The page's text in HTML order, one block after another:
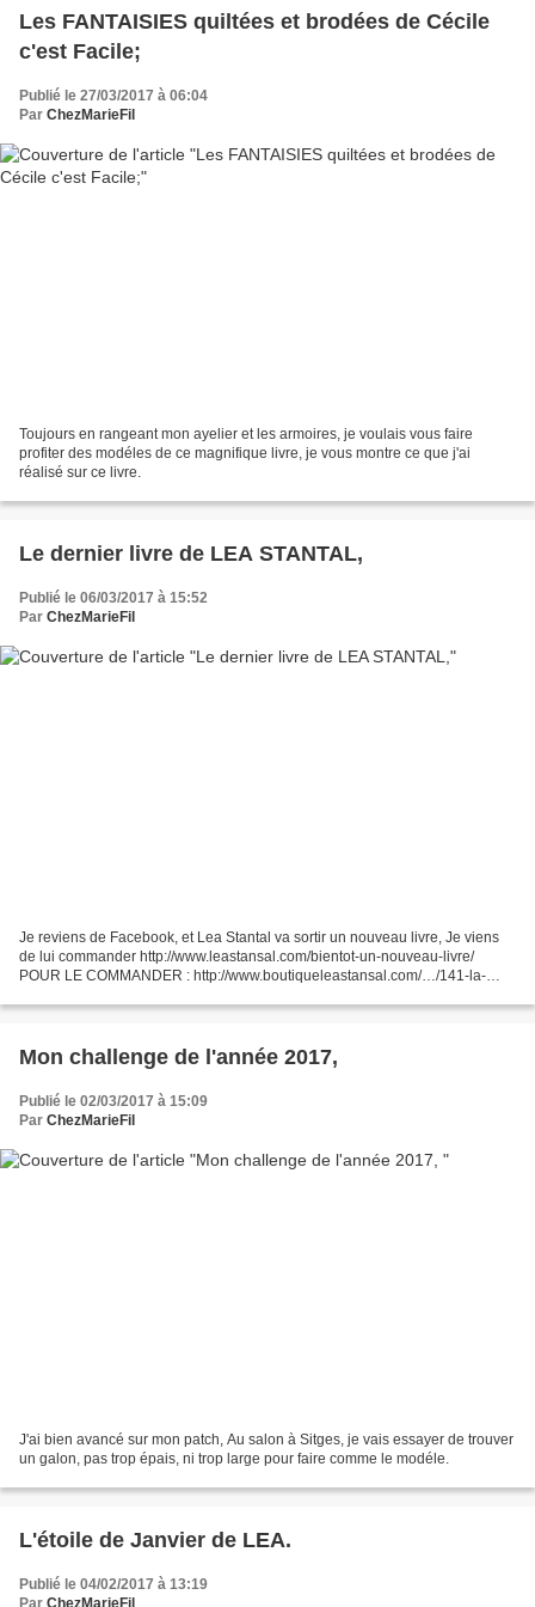
Les FANTAISIES quiltées et brodées de Cécile
c'est Facile;
Publié le 27/03/2017 à 06:04
Par ChezMarieFil
Toujours en rangeant mon ayelier et les armoires, je voulais vous faire
profiter des modéles de ce magnifique livre, je vous montre ce que j'ai
réalisé sur ce livre.
Le dernier livre de LEA STANTAL,
Publié le 06/03/2017 à 15:52
Par ChezMarieFil
Je reviens de Facebook, et Lea Stantal va sortir un nouveau livre, Je viens
de lui commander http://www.leastansal.com/bientot-un-nouveau-livre/
POUR LE COMMANDER : http://www.boutiqueleastansal.com/…/141-la-
Mon challenge de l'année 2017,
Publié le 02/03/2017 à 15:09
Par ChezMarieFil
J'ai bien avancé sur mon patch, Au salon à Sitges, je vais essayer de trouver
un galon, pas trop épais, ni trop large pour faire comme le modéle.
L'étoile de Janvier de LEA.
Publié le 04/02/2017 à 13:19
Par ChezMarieFil